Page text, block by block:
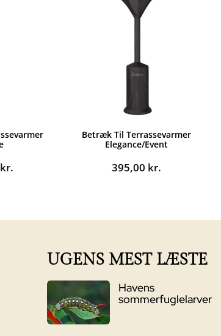
kr.
Betræk Til Terrassevarmer
Elegance/Event
395,00 kr.
UGENS MEST LÆSTE
Havens
sommerfuglelarver